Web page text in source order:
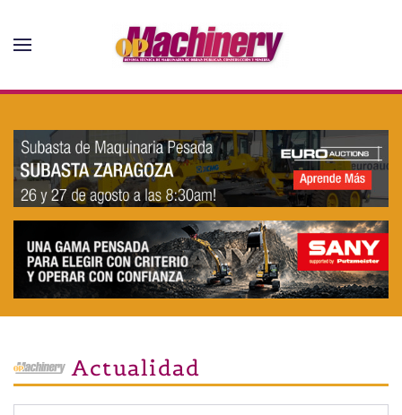
Skip to main content
Actualidad